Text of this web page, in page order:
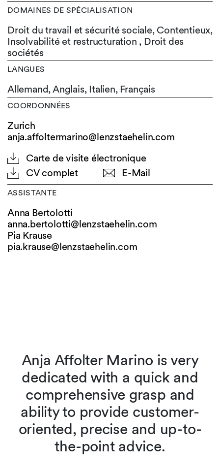
DOMAINES DE SPÉCIALISATION
Droit du travail et sécurité sociale, Contentieux,
Insolvabilité et restructuration , Droit des
sociétés
LANGUES
Allemand,Anglais, Italien, Français
COORDONNÉES
Zurich
anja.affoltermarino@lenzstaehelin.com
Carte de visite électronique
CV complet
E-Mail
ASSISTANTE
Anna Bertolotti
anna.bertolotti@lenzstaehelin.com
Pia Krause
pia.krause@lenzstaehelin.com
Anja Affolter Marino is very
dedicated with a quick and
comprehensive grasp and
ability to provide customer-
oriented, precise and up-to-
the-point advice.